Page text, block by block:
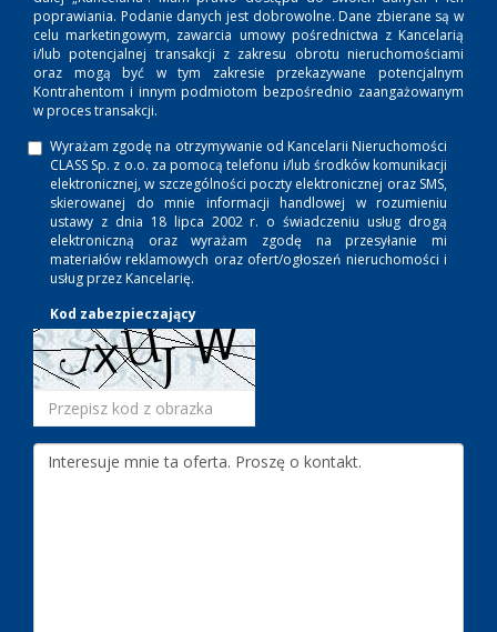
poprawiania. Podanie danych jest dobrowolne. Dane zbierane są w
celu marketingowym, zawarcia umowy pośrednictwa z Kancelarią
i/lub potencjalnej transakcji z zakresu obrotu nieruchomościami
oraz mogą być w tym zakresie przekazywane potencjalnym
Kontrahentom i innym podmiotom bezpośrednio zaangażowanym
w proces transakcji.
Wyrażam zgodę na otrzymywanie od Kancelarii Nieruchomości
CLASS Sp. z o.o. za pomocą telefonu i/lub środków komunikacji
elektronicznej, w szczególności poczty elektronicznej oraz SMS,
skierowanej do mnie informacji handlowej w rozumieniu
ustawy z dnia 18 lipca 2002 r. o świadczeniu usług drogą
elektroniczną oraz wyrażam zgodę na przesyłanie mi
materiałów reklamowych oraz ofert/ogłoszeń nieruchomości i
usług przez Kancelarię.
Kod zabezpieczający